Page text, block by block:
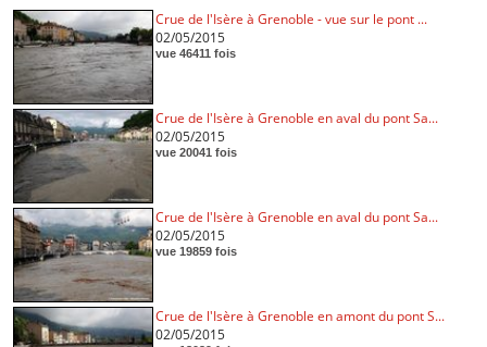
Crue de l'Isère à Grenoble - vue sur le pont ...
02/05/2015
vue 46411 fois
Crue de l'Isère à Grenoble en aval du pont Sa...
02/05/2015
vue 20041 fois
Crue de l'Isère à Grenoble en aval du pont Sa...
02/05/2015
vue 19859 fois
Crue de l'Isère à Grenoble en amont du pont S...
02/05/2015